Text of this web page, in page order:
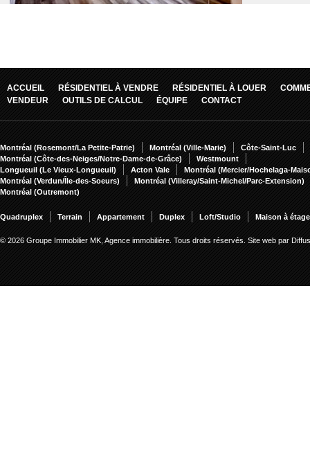
ACCUEIL RÉSIDENTIEL À VENDRE RÉSIDENTIEL À LOUER
VENDEUR
OUTILS DE CALCUL ÉQUIPE CONTACT
Montréal (Rosemont/La Petite-Patrie) Montréal (Ville-Marie)
Côte-Saint-Luc
Montréal (Côte-des-Neiges/Notre-Dame-de-Grâce)
Westmount
Longueuil (Le Vieux-Longueuil)
Acton Vale
Montréal (Mercier/Hochelaga-
Montréal (Verdun/Île-des-Soeurs)
Montréal (Villeray/Saint-Michel/Parc-Extension)
Montréal (Outremont)
Quadruplex Terrain Appartement Duplex Loft/Studio Maison à
© 2026 Groupe Immobilier MK, Agence immobilière. Tous droits réservés. Site web par